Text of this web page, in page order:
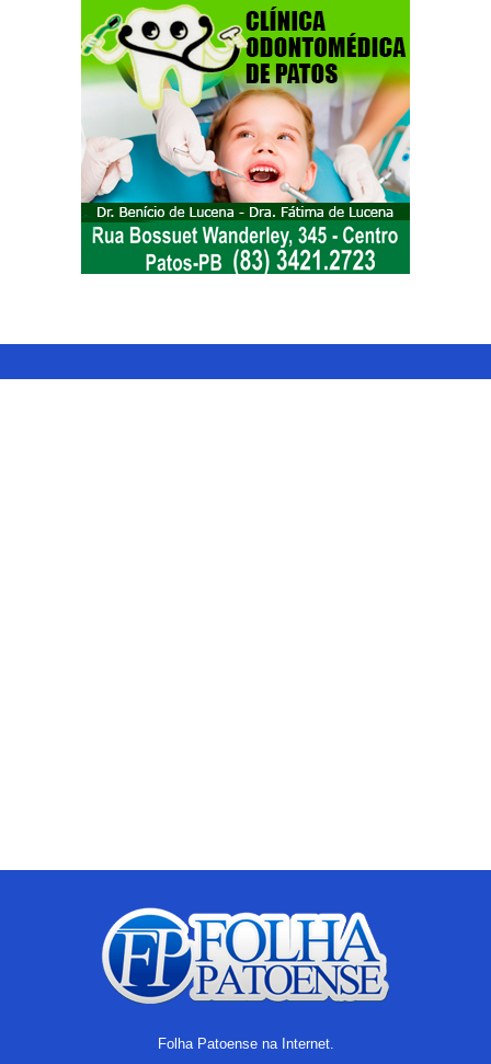
Folha Patoense na Internet.